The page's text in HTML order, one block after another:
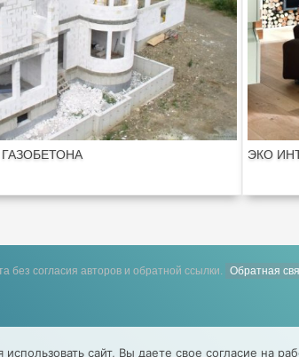
ЭКО
согласия авторов и обратной ссылки. Обратная
сайт, Вы даете свое согласие на